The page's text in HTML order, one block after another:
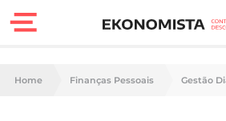
Finanças
Home Finanças Pessoais Gestão